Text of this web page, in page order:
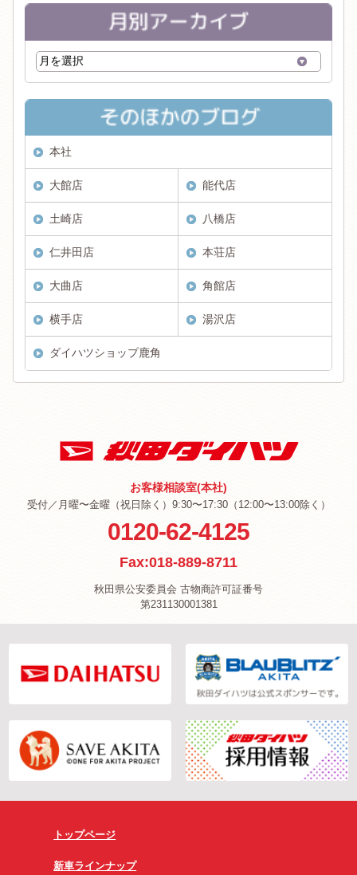
本社
大館店 能代店
土崎店 八橋店
仁井田店 本荘店
大曲店 角館店
横手店 湯沢店
ダイハツショップ鹿角
お客様相談室(本社)
受付／月曜〜金曜（祝日除く）9:30〜17:30（12:00〜13:00除く）
0120-62-4125
Fax:018-889-8711
秋田県公安委員会 古物商許可証番号
第231130001381
トップページ
新車ラインナップ